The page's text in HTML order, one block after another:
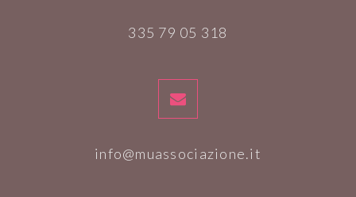
335 79 05 318
info@muassociazione.it